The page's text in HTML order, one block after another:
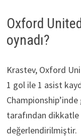
Oxford
oynadı?
Krastev, Oxford
1 gol ile 1 asist
tarafından
değerlendirilmiştir.